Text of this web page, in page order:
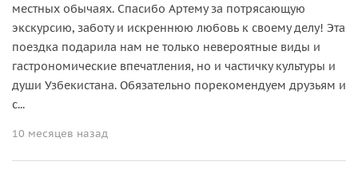
местных обычаях. Спасибо Артему за потрясающую
экскурсию, заботу и искреннюю любовь к своему делу! Эта
поездка подарила нам не только невероятные виды и
гастрономические впечатления, но и частичку культуры и
души Узбекистана. Обязательно порекомендуем друзьям и
с...
10 месяцев назад